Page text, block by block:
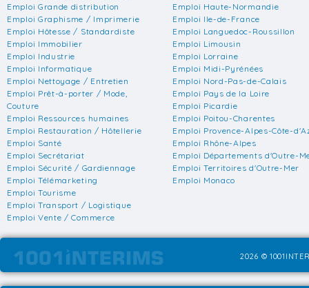
Emploi Grande distribution
Emploi Graphisme / Imprimerie
Emploi Hôtesse / Standardiste
Emploi Immobilier
Emploi Industrie
Emploi Informatique
Emploi Nettoyage / Entretien
Emploi Prêt-à-porter / Mode,
Couture
Emploi Ressources humaines
Emploi Restauration / Hôtellerie
Emploi Santé
Emploi Secrétariat
Emploi Sécurité / Gardiennage
Emploi Télémarketing
Emploi Tourisme
Emploi Transport / Logistique
Emploi Vente / Commerce
Emploi Haute-Normandie
Emploi Ile-de-France
Emploi Languedoc-Roussillon
Emploi Limousin
Emploi Lorraine
Emploi Midi-Pyrénées
Emploi Nord-Pas-de-Calais
Emploi Pays de la Loire
Emploi Picardie
Emploi Poitou-Charentes
Emploi Provence-Alpes-Côte-
Emploi Rhône-Alpes
Emploi Départements d'Outre-
Emploi Territoires d'Outre-Mer
Emploi Monaco
2026 ©